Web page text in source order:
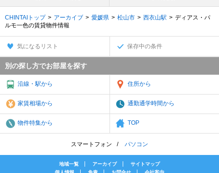
CHINTAIトップ アーカイブ 愛媛県 松山市 西衣山駅
ディアス・パ
ルモ一色の賃貸物件情報
気になるリスト 保存中の条件
別の探し方でお部屋を探す
沿線・駅から 住所から
家賃相場から 通勤通学時間から
物件特集から TOP
スマートフォン パソコン
地域一覧 アーカイブ
サイトマップ